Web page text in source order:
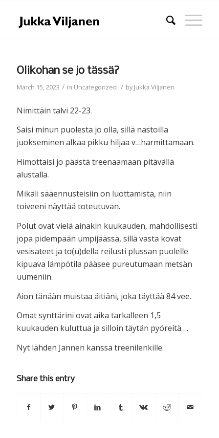
Olikohan se jo tässä?
March 15, 2023 / in Uncategorized / byJukka Viljanen
Nimittäin talvi 22-23.
Saisi minun puolesta jo olla, sillä nastoilla
juokseminen alkaa pikku hiljaa v…harmittamaan.
Himottaisi jo päästä treenaamaan pitävällä
alustalla.
Mikäli sääennusteisiin on luottamista, niin
toiveeni näyttää toteutuvan.
Polut ovat vielä ainakin kuukauden, mahdollisesti
jopa pidempään umpijäässä, sillä vasta kovat
vesisateet ja to(u)della reilusti plussan puolelle
kipuava lämpötila pääsee pureutumaan metsän
uumeniin.
Aion tänään muistaa äitiäni, joka täyttää 84 vee.
Omat synttärini ovat aika tarkalleen 1,5
kuukauden kuluttua ja silloin täytän pyöreitä….
Nyt lähden Jannen kanssa treenilenkille.
Share this entry